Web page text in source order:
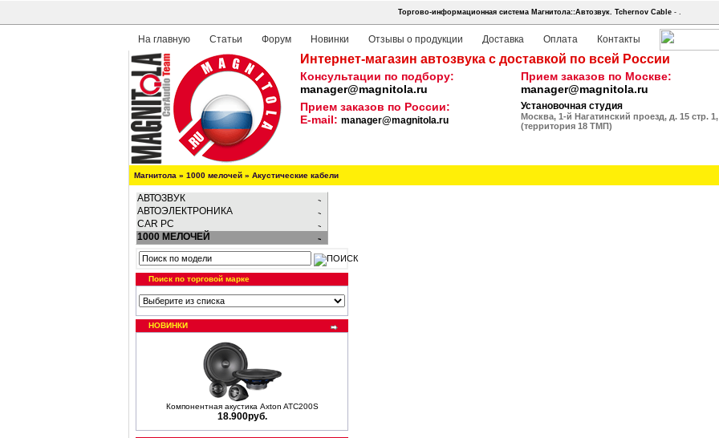
Торгово-информационная система Магнитола::Автозвук. Tchernov Cable- .
На главную Статьи Форум Новинки Отзывы о продукции Доставка Оплата Контакты
Интернет-магазин автозвука с доставкой по всей России
Консультации по подбору:
manager@magnitola.ru
Прием заказов по Москве:
manager@magnitola.ru
Прием заказов по России:
E-mail: manager@magnitola.ru
Установочная студия
Москва, 1-й Нагатинский проезд, д. 15 стр. 1,
(территория 18 ТМП)
Магнитола » 1000 мелочей » Акустические кабели
АВТОЗВУК
АВТОЭЛЕКТРОНИКА
CAR PC
1000 МЕЛОЧЕЙ
Поиск по торговой марке
НОВИНКИ
Компонентная акустика Axton ATC200S
18.900руб.